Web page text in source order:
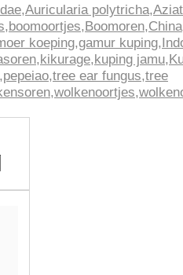
,Auricularia polytricha,
,boomoortjes,Boomoren,China
koeping,gamur kuping,
,kikurage,kuping jamu,
,pepeiao,tree ear fungus,tree
,wolkenoortjes,